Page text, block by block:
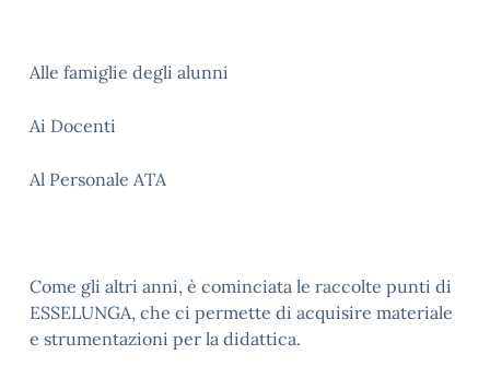
Alle famiglie degli alunni
Ai Docenti
Al Personale ATA
Come gli altri anni, è cominciata le raccolte punti di
ESSELUNGA, che ci permette di acquisire materiale
e strumentazioni per la didattica.